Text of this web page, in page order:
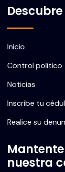
Inicio
Control político
Noticias
Inscribe tu
Realice su
nuestra